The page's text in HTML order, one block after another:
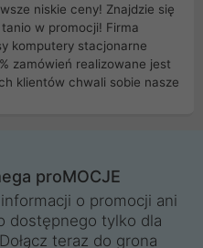
niskie ceny! Znajdzie się
w promocji! Firma
komputery stacjonarne
zamówień realizowane jest
klientów chwali sobie nasze
Gliwice, Kalisz, Bytom,
obsługa!
kapitałem. Działamy
proMOCJE
o promocji ani
dostępnego tylko dla
teraz do grona